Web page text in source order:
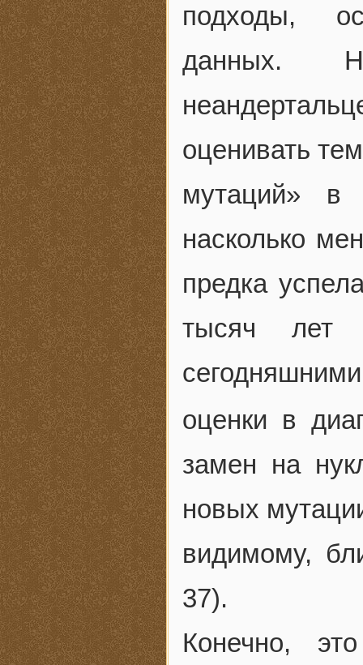
подходы,
данных.
оценивать
мутаций» в
насколько
предка
тысяч лет
оценки в
замен на
новых
видимому,
37).
Конечно,